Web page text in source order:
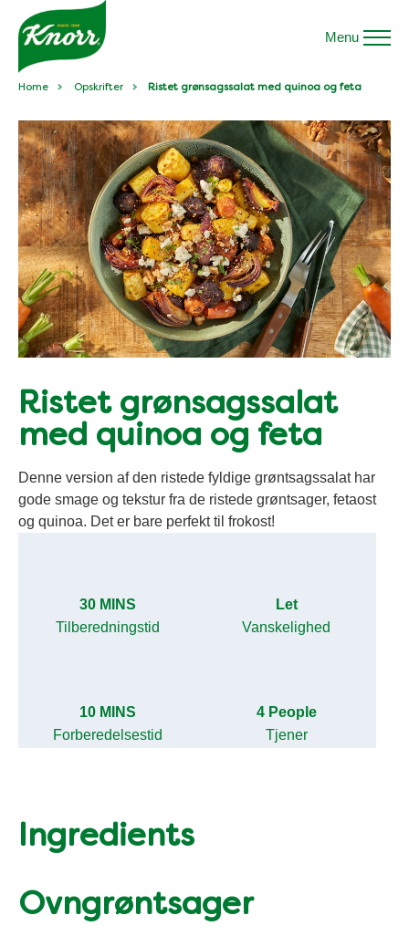
Menu
Home Opskrifter Ristet grønsagssalat med quinoa og feta
Ristet grønsagssalat
med quinoa og feta
Denne version af den ristede fyldige grøntsagssalat har
gode smage og tekstur fra de ristede grøntsager, fetaost
og quinoa. Det er bare perfekt til frokost!
30 MINS
Tilberedningstid
Let
Vanskelighed
10 MINS
Forberedelsestid
4 People
Tjener
Ingredients
Ovngrøntsager